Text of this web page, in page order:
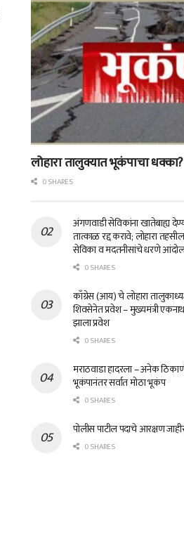
लोहारा तालुक्यात भूकंपाचा धक्का?
0 SHARES
अंगणवाडी सेविकांना खातेबाह्य
तात्काळ रद्द करावे; लोहारा
सेविका व मदतनीसांचे धरणे
0 SHARES
काँग्रेस (आय) चे लोहारा
शिवसेनेत प्रवेश – मुख्यमंत्री
झाला प्रवेश
0 SHARES
मराठवाडा हादरला – अनेक
भूकंपानंतर सर्वात मोठा भूकंप
0 SHARES
पोलीस पाटील पदाचे आरक्षण
0 SHARES